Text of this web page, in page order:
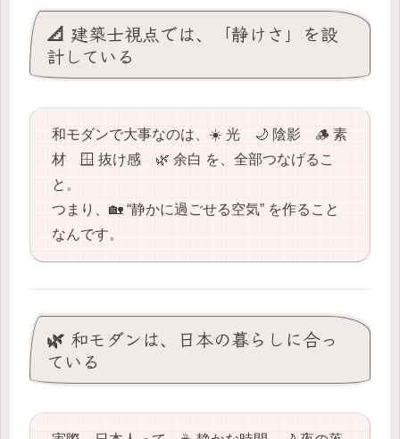
📐 建築士視点では、「静けさ」を設
計している
和モダンで大事なのは、☀️ 光 🌙 陰影 🪵 素
材 🪟 抜け感 🌿 余白 を、全部つなげるこ
と。
つまり、🏡 “静かに過ごせる空気” を作ること
なんです。
🌿 和モダンは、日本の暮らしに合っ
ている